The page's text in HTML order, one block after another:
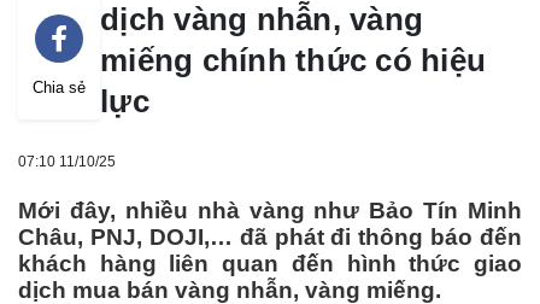
Chia sẻ
dịch vàng nhẫn, vàng
miếng chính thức có hiệu
lực
07:10 11/10/25
Mới đây, nhiều nhà vàng như Bảo Tín Minh
Châu, PNJ, DOJI,… đã phát đi thông báo đến
khách hàng liên quan đến hình thức giao
dịch mua bán vàng nhẫn, vàng miếng.